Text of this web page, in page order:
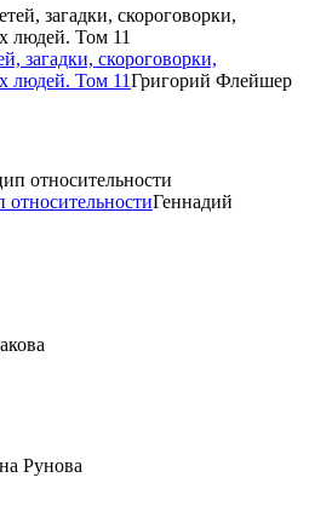
загадки, скороговорки,
людей. Том 11Григорий Флейшер
Геннадий
Рунова